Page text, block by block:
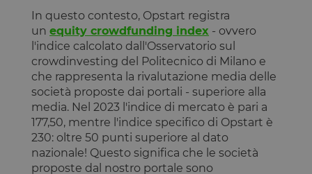
In questo contesto, Opstart registra
un equity crowdfunding index - ovvero
l'indice calcolato dall'Osservatorio sul
crowdinvesting del Politecnico di Milano e
che rappresenta la rivalutazione media delle
società proposte dai portali - superiore alla
media. Nel 2023 l'indice di mercato è pari a
177,50, mentre l'indice specifico di Opstart è
230: oltre 50 punti superiore al dato
nazionale! Questo significa che le società
proposte dal nostro portale sono
mese
Analytics per
sessione.
_ga_GCF1WBDG0W
.opstart.it
1 anno 1
mese
Questo cookie
viene utilizzato
da Google
Analytics per
mantenere lo
stato della
_ga
Google LLC
.opstart.it
1 anno 1
mese
Questo nome di
test_cookie
Google LLC
.doubleclick.net
15 minuti
impostato
da
DoubleClick
(che è di
proprietà di
Google) per
determinare
se il browser
del
visitatore
del sito web
cookie.
_fbp
Meta Platform
2 mesi 4
utilizzato per
monitorare gli
utenti
attraverso le
sessioni per
ottimizzare
l'esperienza
dell'utente
mantenendo
la coerenza
della sessione
e fornendo
servizi
personalizzati.